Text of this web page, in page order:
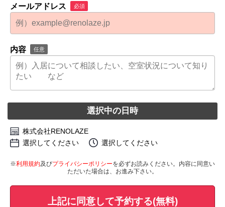
メールアドレス 必須
内容 任意
選択中の日時
株式会社RENOLAZE
選択してください
選択してください
※利用規約及びプライバシーポリシーを必ずお読みください。内容に同意い
ただいた場合は、お進み下さい。
上記に同意して予約する(無料)